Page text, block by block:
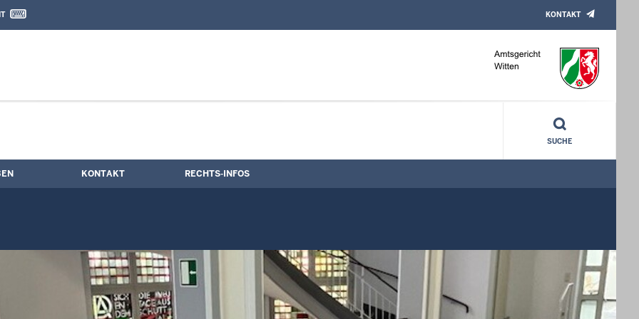
Kontaktformular
KONTAKT
SUCHE
KONTAKT RECHTS-INFOS